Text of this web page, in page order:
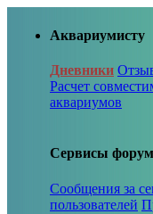
Аквариумисту
Дневники
Расчет
аквариумов
Сервисы
Сообщения за
пользователей